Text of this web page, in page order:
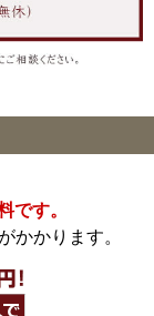
です。
かかります。